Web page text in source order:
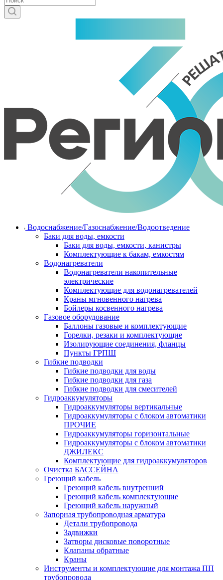
Водоснабжение/Газоснабжение/Водоотведение
Баки для воды, емкости
Баки для воды, емкости, канистры
Комплектующие к бакам, емкостям
Водонагреватели
Водонагреватели накопительные
электрические
Комплектующие для водонагревателей
Краны мгновенного нагрева
Бойлеры косвенного нагрева
Газовое оборудование
Баллоны газовые и комплектующие
Горелки, резаки и комплектующие
Изолирующие соединения, фланцы
Пункты ГРПШ
Гибкие подводки
Гибкие подводки для воды
Гибкие подводки для газа
Гибкие подводки для смесителей
Гидроаккумуляторы
Гидроаккумуляторы вертикальные
Гидроаккумуляторы с блоком автоматики
ПРОЧИЕ
Гидроаккумуляторы горизонтальные
Гидроаккумуляторы с блоком автоматики
ДЖИЛЕКС
Комплектующие для гидроаккумуляторов
Очистка БАССЕЙНА
Греющий кабель
Греющий кабель внутренний
Греющий кабель комплектующие
Греющий кабель наружный
Запорная трубопроводная арматура
Детали трубопровода
Задвижки
Затворы дисковые поворотные
Клапаны обратные
Краны
Инструменты и комплектующие для монтажа ПП
трубопровода